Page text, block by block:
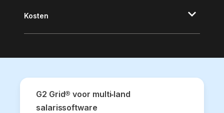
Kosten
G2 Grid® voor multi‑land
salarissoftware